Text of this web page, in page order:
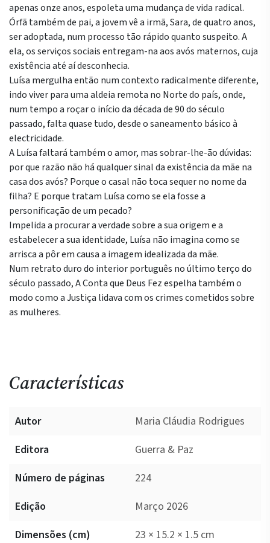
apenas onze anos, espoleta uma mudança de vida radical.
Órfã também de pai, a jovem vê a irmã, Sara, de quatro anos,
ser adoptada, num processo tão rápido quanto suspeito. A
ela, os serviços sociais entregam-na aos avós maternos, cuja
existência até aí desconhecia.
Luísa mergulha então num contexto radicalmente diferente,
indo viver para uma aldeia remota no Norte do país, onde,
num tempo a roçar o início da década de 90 do século
passado, falta quase tudo, desde o saneamento básico à
electricidade.
A Luísa faltará também o amor, mas sobrar-lhe-ão dúvidas:
por que razão não há qualquer sinal da existência da mãe na
casa dos avós? Porque o casal não toca sequer no nome da
filha? E porque tratam Luísa como se ela fosse a
personificação de um pecado?
Impelida a procurar a verdade sobre a sua origem e a
estabelecer a sua identidade, Luísa não imagina como se
arrisca a pôr em causa a imagem idealizada da mãe.
Num retrato duro do interior português no último terço do
século passado, A Conta que Deus Fez espelha também o
modo como a Justiça lidava com os crimes cometidos sobre
as mulheres.
Características
Autor
Maria Cláudia Rodrigues
Editora
Guerra & Paz
Número de páginas
224
Edição
Março 2026
Dimensões (cm)
23 × 15.2 × 1.5 cm